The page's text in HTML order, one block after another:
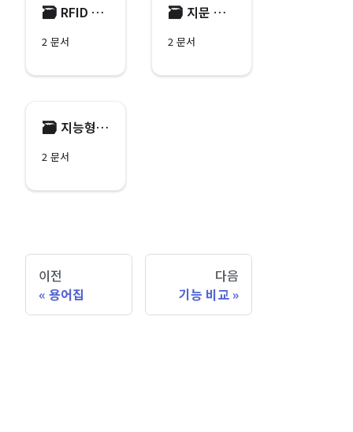
🗃️ RFID 장치
2 문서
🗃️ 지문 및 RFID 리더
2 문서
🗃️ 지능형 컨트롤러 및 주변 장치
2 문서
이전
용어집
다음
기능 비교